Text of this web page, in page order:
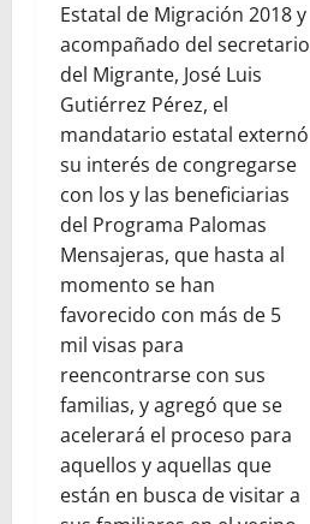
Estatal de Migración 2018 y
acompañado del secretario
del Migrante, José Luis
Gutiérrez Pérez, el
mandatario estatal externó
su interés de congregarse
con los y las beneficiarias
del Programa Palomas
Mensajeras, que hasta al
momento se han
favorecido con más de 5
mil visas para
reencontrarse con sus
familias, y agregó que se
acelerará el proceso para
aquellos y aquellas que
están en busca de visitar a